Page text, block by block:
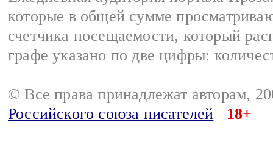
которые в общей сумме
счетчика посещаемости, который
графе указано по две цифры:
© Все права принадлежат авторам,
Российского союза писателей
18+